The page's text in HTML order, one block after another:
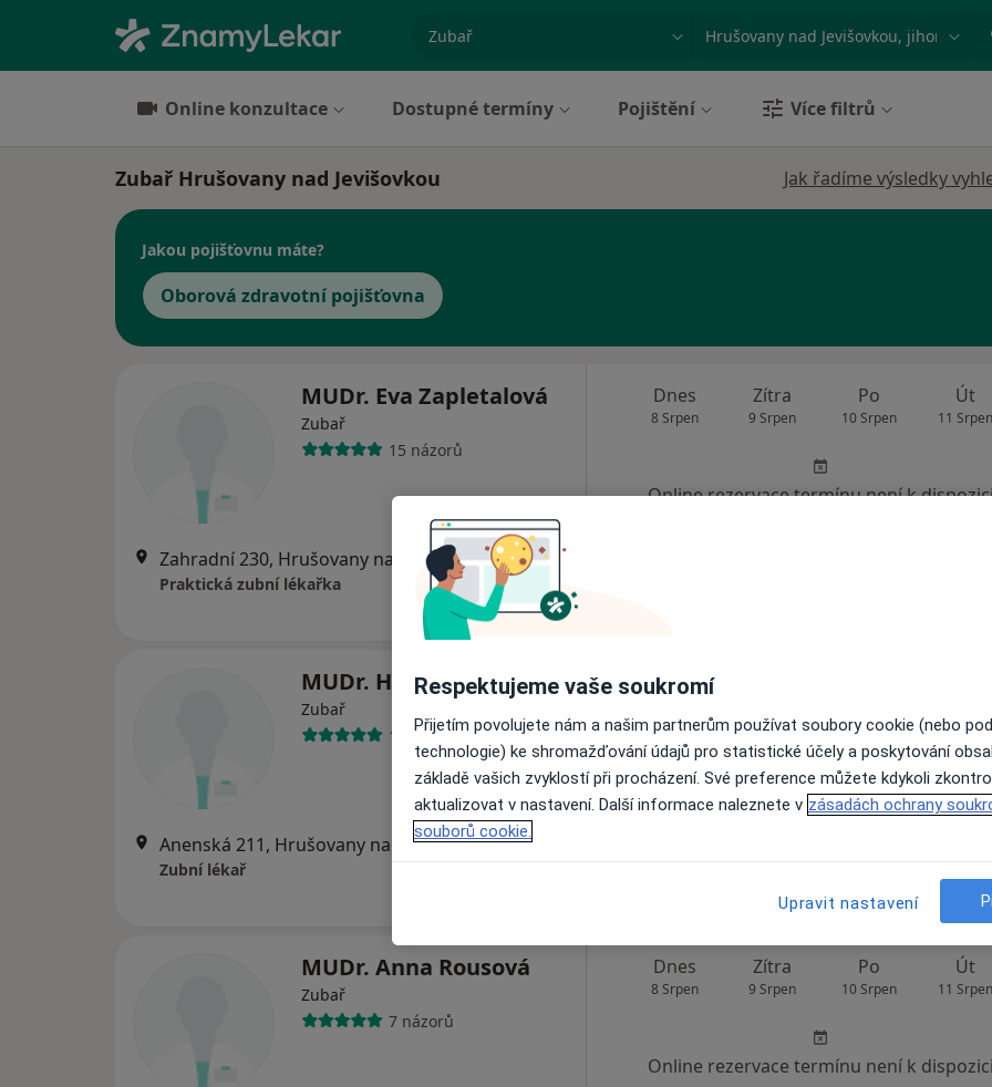
specializace, nemoc nebo příjmení Město nebo region
Online konzultace Dostupné termíny Pojištění Více filtrů
Zubař Hrušovany nad Jevišovkou Jak řadíme výsledky
Jakou pojišťovnu máte?
Oborová zdravotní pojišťovna
MUDr. Eva Zapletalová
Zubař
15 názorů
Zahradní 230, Hrušovany nad Jevišovkou• Mapa
Praktická zubní lékařka
Dnes
8 Srpen
Zítra
9 Srpen
Po
10 Srpen
Út
11 Srpen
Online rezervace termínu není k
MUDr. Hana Milošová
Zubař
13 názorů
Anenská 211, Hrušovany nad Jevišovkou•Mapa
Zubní lékař
Dnes
Online rezervace termínu není k
Rezervovat termín
MUDr. Anna Rousová
Zubař
7 názorů
Dnes
8 Srpen
Zítra
9 Srpen
Po
10 Srpen
Út
11 Srpen
Online rezervace termínu není k dispozici
Respektujeme vaše soukromí
Přijetím povolujete nám a našim partnerům používat soubory cookie (nebo
technologie) ke shromažďování údajů pro statistické účely a poskytování
základě vašich zvyklostí při procházení. Své preference můžete kdykoli
aktualizovat v nastavení. Další informace naleznete v zásadách ochrany
souborů cookie.
Upravit nastavení